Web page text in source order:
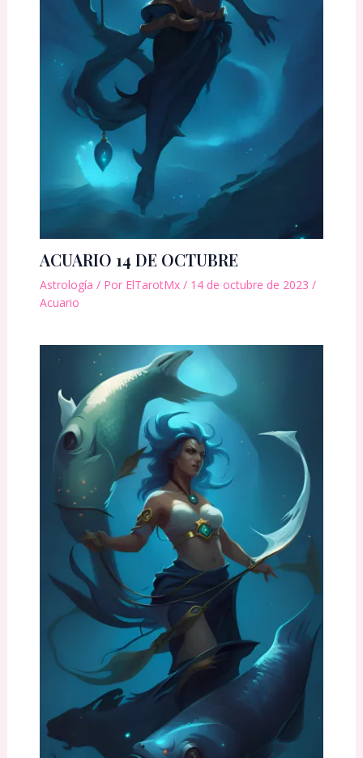
ACUARIO 14 DE OCTUBRE
Astrología / Por ElTarotMx / 14 de octubre de 2023 /
Acuario